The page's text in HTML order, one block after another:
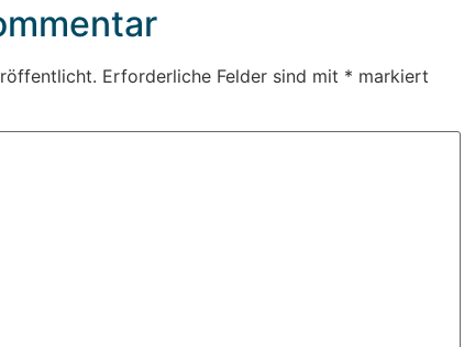
Erforderliche Felder sind mit * markiert